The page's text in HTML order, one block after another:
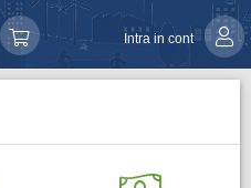
Intra in cont